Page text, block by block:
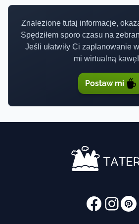
Znalezione tutaj informacje,
Spędziłem sporo czasu na
Jeśli ułatwiły Ci zaplanowanie
mi wirtualną kawę!
Postaw mi